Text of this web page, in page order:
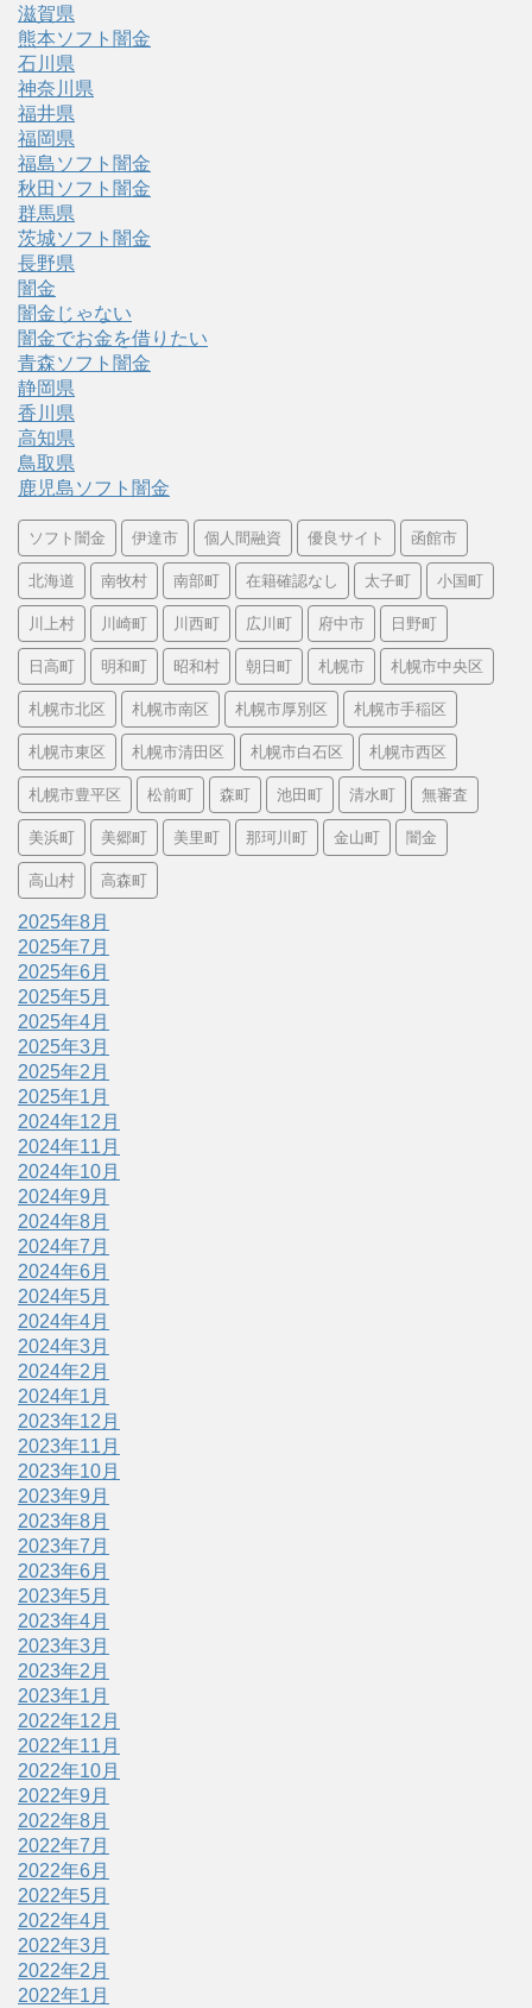
滋賀県
熊本ソフト闇金
石川県
神奈川県
福井県
福岡県
福島ソフト闇金
秋田ソフト闇金
群馬県
茨城ソフト闇金
長野県
闇金
闇金じゃない
闇金でお金を借りたい
青森ソフト闇金
静岡県
香川県
高知県
鳥取県
鹿児島ソフト闇金
ソフト闇金 伊達市 個人間融資 優良サイト 函館市
北海道 南牧村 南部町 在籍確認なし 太子町 小国町
川上村 川崎町 川西町 広川町 府中市 日野町
日高町 明和町 昭和村 朝日町 札幌市 札幌市中央区
札幌市北区 札幌市南区 札幌市厚別区 札幌市手稲区
札幌市東区 札幌市清田区 札幌市白石区 札幌市西区
札幌市豊平区 松前町 森町 池田町 清水町 無審査
美浜町 美郷町 美里町 那珂川町 金山町 闇金
高山村 高森町
2025年8月
2025年7月
2025年6月
2025年5月
2025年4月
2025年3月
2025年2月
2025年1月
2024年12月
2024年11月
2024年10月
2024年9月
2024年8月
2024年7月
2024年6月
2024年5月
2024年4月
2024年3月
2024年2月
2024年1月
2023年12月
2023年11月
2023年10月
2023年9月
2023年8月
2023年7月
2023年6月
2023年5月
2023年4月
2023年3月
2023年2月
2023年1月
2022年12月
2022年11月
2022年10月
2022年9月
2022年8月
2022年7月
2022年6月
2022年5月
2022年4月
2022年3月
2022年2月
2022年1月